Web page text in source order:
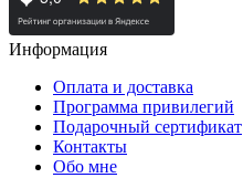
Информация
Оплата и доставка
Программа привилегий
Подарочный сертификат
Контакты
Обо мне